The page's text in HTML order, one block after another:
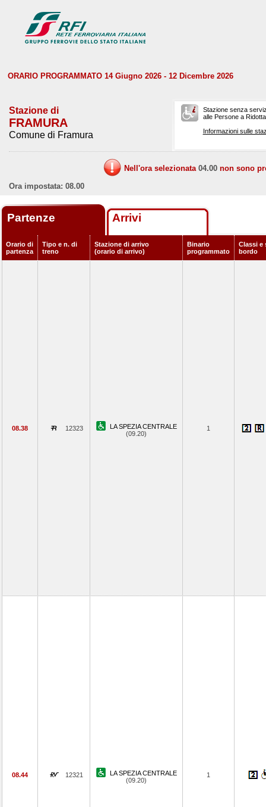
ORARIO PROGRAMMATO 14 Giugno 2026 - 12 Dicembre 2026
Stazione di
FRAMURA
Comune di Framura
Stazione senza
alle Persone a
Informazioni sulle
Nell'ora selezionata 04.00 non sono
Ora impostata: 08.00
Partenze Arrivi
Orario di
partenza
Tipo e n. di
treno
Stazione di arrivo
(orario di arrivo)
Binario
programmato
Classi e
bordo
08.38 12323
LA SPEZIA CENTRALE
(09.20)
1
08.44 12321
LA SPEZIA CENTRALE
(09.20)
1